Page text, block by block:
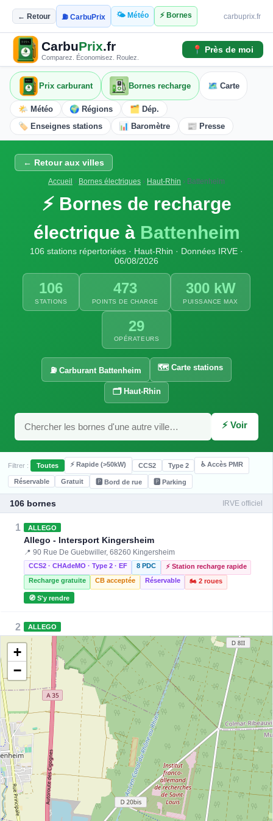
← Retour ⛽ CarbuPrix 🌤️ Météo ⚡ Bornes carbuprix.fr
CarbuPrix.fr
Comparez. Économisez. Roulez.
📍 Près de moi
Prix carburant Bornes recharge 🗺️ Carte
🌤️ Météo 🌍 Régions
🗂️ Dép.
🏷️ Enseignes stations
📊 Baromètre 📰 Presse
← Retour aux villes
Accueil › Bornes électriques › Haut-Rhin › Battenheim
⚡ Bornes de recharge
électrique à Battenheim
106 stations répertoriées · Haut-Rhin · Données IRVE ·
06/08/2026
106
STATIONS
473
POINTS DE CHARGE
300 kW
PUISSANCE MAX
29
OPÉRATEURS
⛽ Carburant Battenheim 🗺️ Carte stations
🗂️ Haut-Rhin
⚡ Voir
Filtrer : Toutes ⚡ Rapide (>50kW) CCS2 Type 2 ♿ Accès PMR
Réservable Gratuit 🅿️ Bord de rue 🅿️ Parking
106 bornes IRVE officiel
1 ALLEGO
Allego - Intersport Kingersheim
📍 90 Rue De Guebwiller, 68260 Kingersheim
CCS2 · CHAdeMO · Type 2 · EF 8 PDC
⚡ Station recharge rapide
Recharge gratuite
CB acceptée Réservable 🏍️ 2 roues
🧭 S'y rendre
2 ALLEGO
Intersport Kingersheim
📍 90 Rue De Guebwiller
⚡ 300 kW CCS2 · CHAdeMO · Type 2 · EF 8 PDC
⚡ Station recharge rapide Recharge gratuite CB acceptée
♿ Accessible PMR Accès libre Réservable 🏍️ 2 roues
🧭 S'y rendre
3 ALLEGO
BAZALP - Kingersheim
📍 90 rue de Guebwiller - 68260 Kingersheim
⚡ 300 kW CCS2 · CHAdeMO · Type 2 · EF 8 PDC
🅿️ Parking privé à usage public Recharge gratuite
CB acceptée
♿ Accessible PMR
Accès libre Réservable 🏍️ 2 roues
+
−